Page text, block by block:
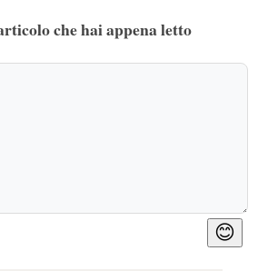
che hai appena letto
😊